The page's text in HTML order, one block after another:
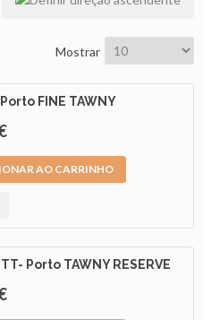
Mostrar
FINE TAWNY
AO CARRINHO
Porto TAWNY RESERVE